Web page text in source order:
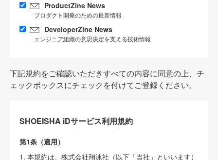
ProductZine News
プロダクト開発のための最新情報
DeveloperZine News
エンジニア組織の意思決定を支える技術情報
下記規約をご確認いただきすべての内容に同意の上、チ
ェックボックスにチェックを付けてご登録ください。
SHOEISHA iDサービス利用規約
第1条（適用）
1. 本規約は、株式会社翔泳社（以下「当社」といいます）